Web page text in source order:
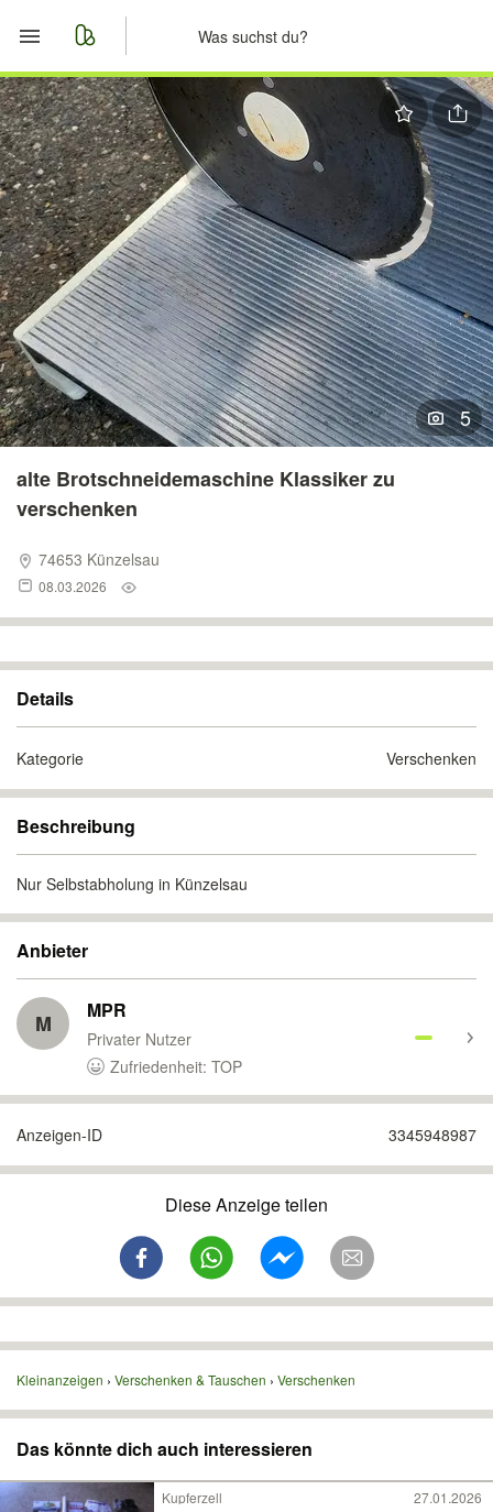
Start
Merkliste
Nachrichten
Anzeige aufgeben
5
alte Brotschneidemaschine Klassiker zu
verschenken
74653 Künzelsau
08.03.2026
Details
Kategorie Verschenken
Beschreibung
Nur Selbstabholung in Künzelsau
Anbieter
M MPR
Privater Nutzer
Zufriedenheit: TOP
Anzeigen-ID 3345948987
Diese Anzeige teilen
Kleinanzeigen Verschenken & Tauschen Verschenken
Das könnte dich auch interessieren
Kupferzell 27.01.2026